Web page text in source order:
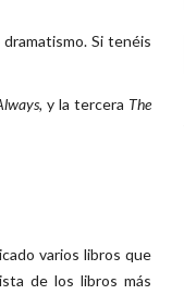
Si tenéis
y la tercera The
varios libros que
de los libros más